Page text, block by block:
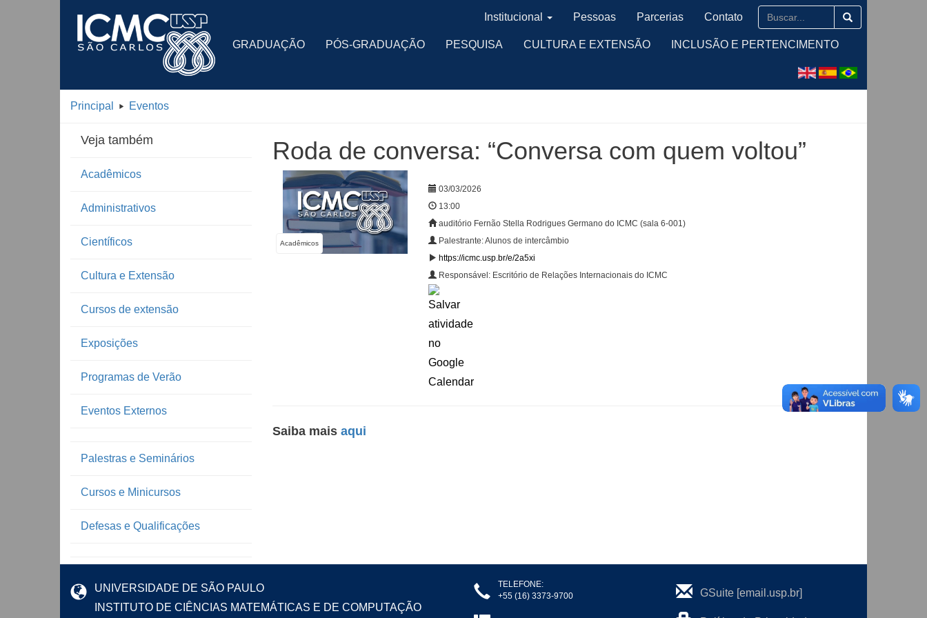
GRADUAÇÃO PÓS-GRADUAÇÃO PESQUISA CULTURA E EXTENSÃO INCLUSÃO E PERTENCIMENTO
Institucional Pessoas Parcerias Contato
Principal Eventos
Veja também
Acadêmicos
Administrativos
Científicos
Cultura e Extensão
Cursos de extensão
Exposições
Programas de Verão
Eventos Externos
Palestras e Seminários
Cursos e Minicursos
Defesas e Qualificações
Roda de conversa: “Conversa com quem voltou”
Acadêmicos
03/03/2026
13:00
auditório Fernão Stella Rodrigues Germano do ICMC (sala 6-001)
Palestrante: Alunos de intercâmbio
https://icmc.usp.br/e/2a5xi
Responsável: Escritório de Relações Internacionais do ICMC
Saiba mais aqui
UNIVERSIDADE DE SÃO PAULO
INSTITUTO DE CIÊNCIAS MATEMÁTICAS E DE COMPUTAÇÃO
TELEFONE:
+55 (16) 3373-9700
GSuite [email.usp.br]